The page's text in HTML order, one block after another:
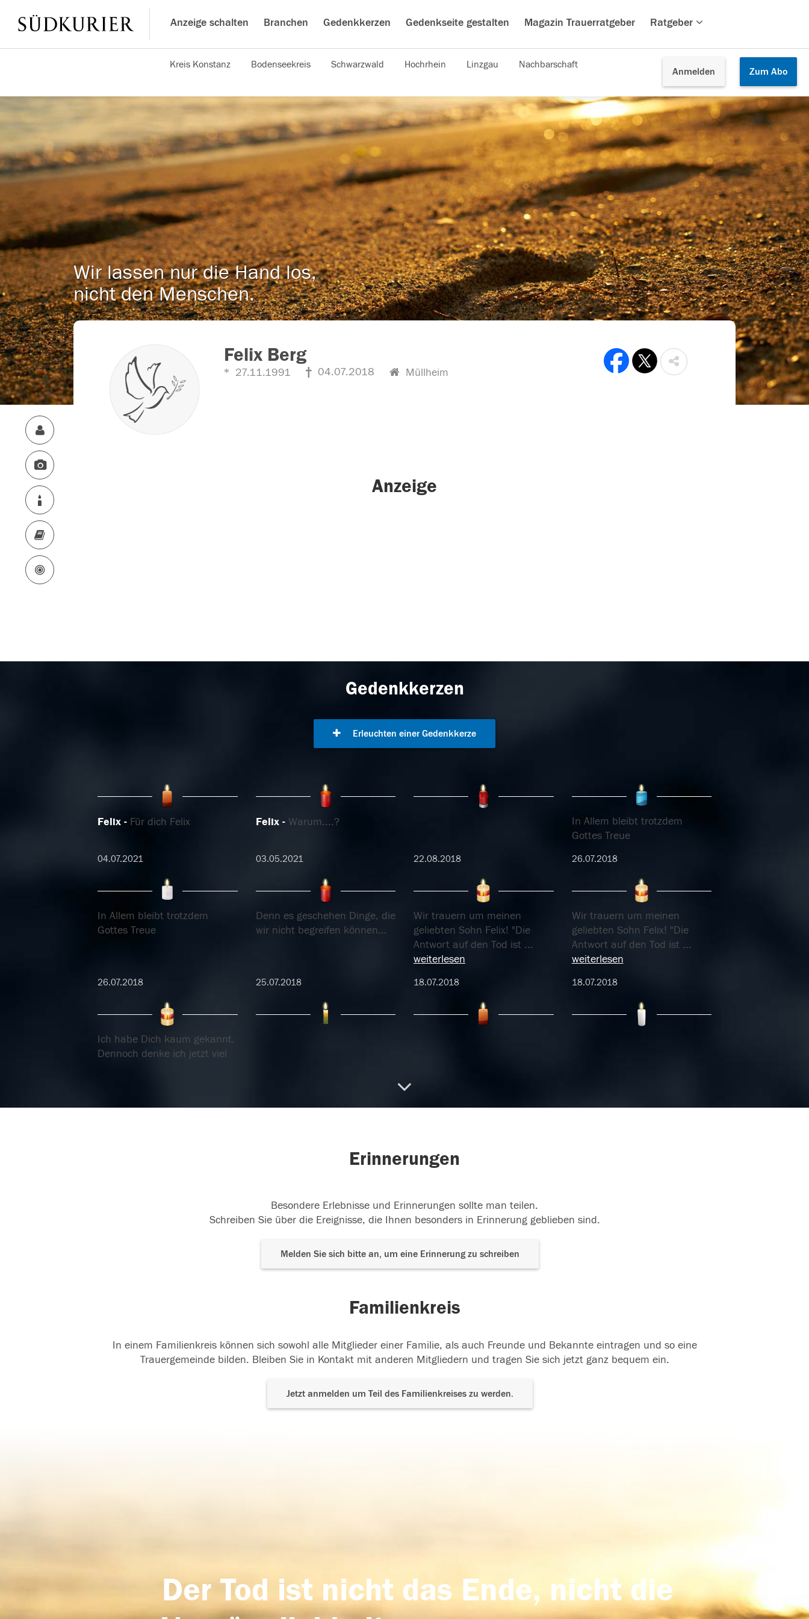
Anzeige schalten Branchen Gedenkkerzen Gedenkseite gestalten Magazin Trauerratgeber Ratgeber
Anmelden Zum Abo
Kreis Konstanz Bodenseekreis Schwarzwald Hochrhein Linzgau Nachbarschaft
Wir lassen nur die Hand los,
nicht den Menschen.
Felix Berg
27.11.1991 04.07.2018 Müllheim
Anzeige
Gedenkkerzen
Erleuchten einer Gedenkkerze
Felix Für dich Felix
04.07.2021
Felix Warum....?
03.05.2021 22.08.2018
In Allem bleibt trotzdem
Gottes Treue
26.07.2018
In Allem bleibt trotzdem
Gottes Treue
26.07.2018
Denn es geschehen Dinge, die
wir nicht begreifen können...
25.07.2018
Wir trauern um meinen
geliebten Sohn Felix! "Die
Antwort auf den Tod ist ...
weiterlesen
18.07.2018
Wir trauern um meinen
geliebten Sohn Felix! "Die
Antwort auf den Tod ist ...
weiterlesen
18.07.2018
Ich habe Dich kaum gekannt.
Dennoch denke ich jetzt viel
15.07.2018 14.07.2018 14.07.2018 13.07.2018
Erinnerungen
Besondere Erlebnisse und Erinnerungen sollte man teilen.
Schreiben Sie über die Ereignisse, die Ihnen besonders in Erinnerung geblieben sind.
Melden Sie sich bitte an, um eine Erinnerung zu schreiben
Familienkreis
In einem Familienkreis können sich sowohl alle Mitglieder einer Familie, als auch Freunde und Bekannte eintragen und so eine
Trauergemeinde bilden. Bleiben Sie in Kontakt mit anderen Mitgliedern und tragen Sie sich jetzt ganz bequem ein.
Jetzt anmelden um Teil des Familienkreises zu werden.
Der Tod ist nicht das Ende, nicht die